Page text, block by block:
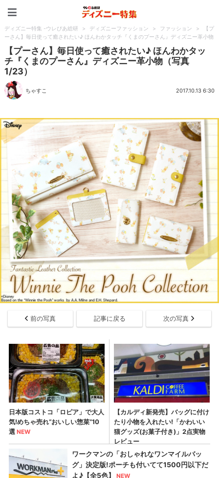
ディズニー特集 -ウレぴあ総研 > ディズニーファッション > ファッション >
【プ
ーさん】毎日使って癒されたい♪ ほんわかタッチ『くまのプーさん』ディズニー革小物
【プーさん】毎日使って癒されたい♪ ほんわかタッ
チ『くまのプーさん』ディズニー革小物（写真
1/23）
ちゃすこ 2017.10.13 6:30
前の写真 記事に戻る 次の写真